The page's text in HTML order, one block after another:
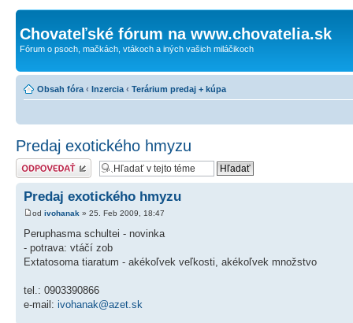
Chovateľské fórum na www.chovatelia.sk
Fórum o psoch, mačkách, vtákoch a iných vašich miláčikoch
Obsah fóra ‹ Inzercia ‹ Terárium predaj + kúpa
Predaj exotického hmyzu
Odoslať odpoveď
Predaj exotického hmyzu
od ivohanak » 25. Feb 2009, 18:47
Peruphasma schultei - novinka
- potrava: vtáčí zob
Extatosoma tiaratum - akékoľvek veľkosti, akékoľvek množstvo
tel.: 0903390866
e-mail: ivohanak@azet.sk